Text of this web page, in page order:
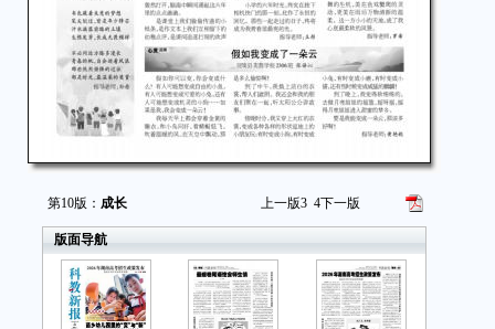
第10版： 成长 上一版3 4下一版
版面导航